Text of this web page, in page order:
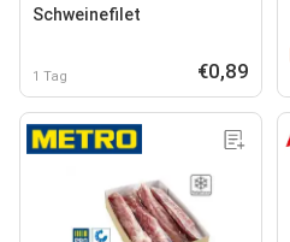
Schweinefilet
1 Tag €0,89